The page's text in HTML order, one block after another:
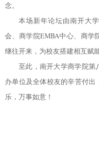
念。
本场新年论坛由南开大
会、商学院EMBA中心、商学
继往开来，为校友搭建相互赋
至此，南开大学商学院第
办单位及全体校友的辛苦付
乐，万事如意！